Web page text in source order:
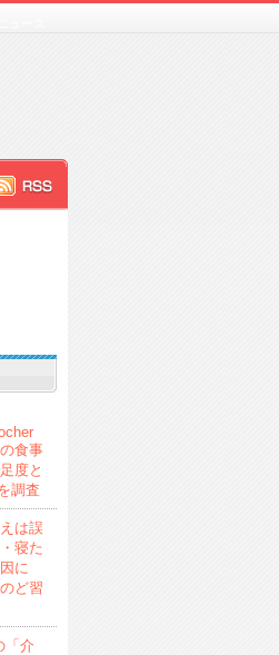
食事
度と
調査
は誤
寝た
に
ど習
「介